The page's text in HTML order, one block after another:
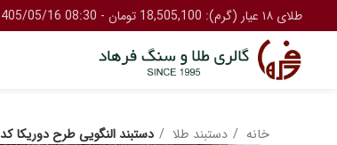
طلای ۱۸ عیار (گرم): 18,505,100 تومان - 08:30 1405/05/16
خانه دستبند طلا دستبند النگویی طرح دوریکا کد B1026